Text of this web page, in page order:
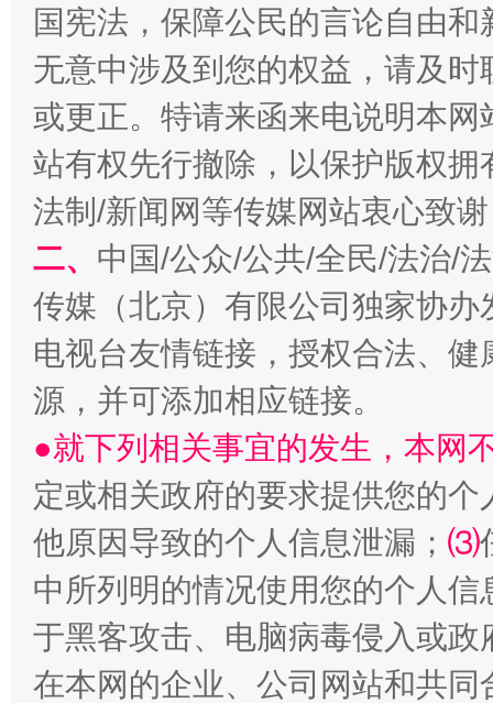
揭开“小金库”的免责幌子
受贿1.44亿！段成刚被判无期 从幼
国宪法，保障公民的言论自由
无意中涉及到您的权益，请及
或更正。特请来函来电说明本
站有权先行撤除，以保护版权
法制/新闻网等传媒网站衷心致
二、 中国/公众/公共/全民/法治/
传媒（北京）有限公司独家协
电视台友情链接，授权合法、
源，并可添加相应链接。
●就下列相关事宜的发生，本网
定或相关政府的要求提供您的个
他原因导致的个人信息泄漏； ⑶
中所列明的情况使用您的个人
于黑客攻击、电脑病毒侵入或
在本网的企业、公司网站和共